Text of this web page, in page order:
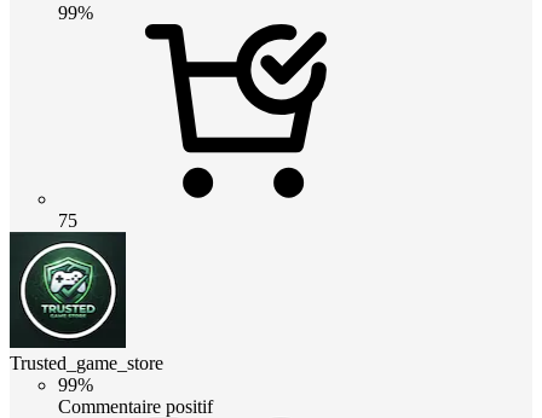
99%
75
Trusted_game_store
99%
Commentaire positif